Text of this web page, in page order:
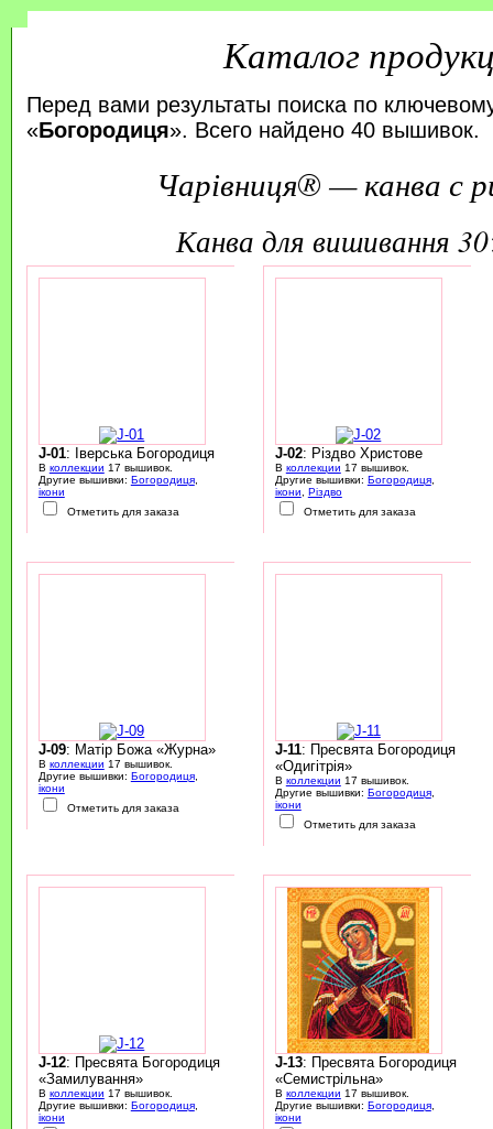
Каталог
Перед вами результаты поиска по
«Богородиця». Всего найдено 40 вышивок.
Чарівниця® — канва с
канва для вишивання
J-01: Іверська Богородиця
В коллекции 17 вышивок.
Другие вышивки: Богородиця,
ікони
Отметить для заказа
J-02: Різдво Христове
В коллекции 17 вышивок.
Другие вышивки: Богородиця,
ікони
Різдво
Отметить для заказа
J-09: Матір Божа «Журна»
В коллекции 17 вышивок.
Другие вышивки: Богородиця,
ікони
Отметить для заказа
J-11: Пресвята Богородиця
«Одигітрія»
В коллекции 17 вышивок.
Другие вышивки: Богородиця,
ікони
Отметить для заказа
J-12: Пресвята Богородиця
«Замилування»
В коллекции 17 вышивок.
Другие вышивки: Богородиця,
ікони
J-13: Пресвята Богородиця
«Семистрільна»
В коллекции 17 вышивок.
Другие вышивки: Богородиця,
ікони